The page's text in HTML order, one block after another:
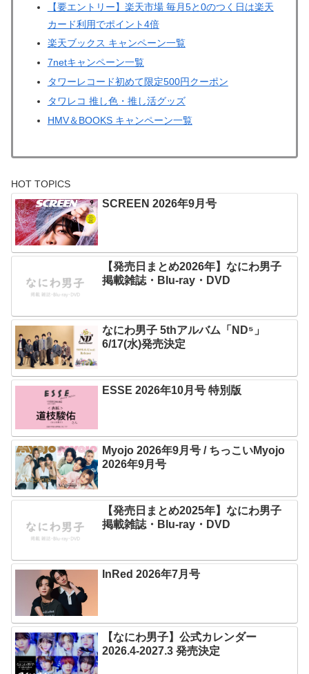
【要エントリー】楽天市場 毎月5と0のつく日は楽天
カード利用でポイント4倍
楽天ブックス キャンペーン一覧
7netキャンペーン一覧
タワーレコード初めて限定500円クーポン
タワレコ 推し色・推し活グッズ
HMV＆BOOKS キャンペーン一覧
HOT TOPICS
SCREEN 2026年9月号
【発売日まとめ2026年】なにわ男子
掲載雑誌・Blu-ray・DVD
なにわ男子 5thアルバム「ND⁵」
6/17(水)発売決定
ESSE 2026年10月号 特別版
Myojo 2026年9月号 / ちっこいMyojo
2026年9月号
【発売日まとめ2025年】なにわ男子
掲載雑誌・Blu-ray・DVD
InRed 2026年7月号
【なにわ男子】公式カレンダー
2026.4-2027.3 発売決定